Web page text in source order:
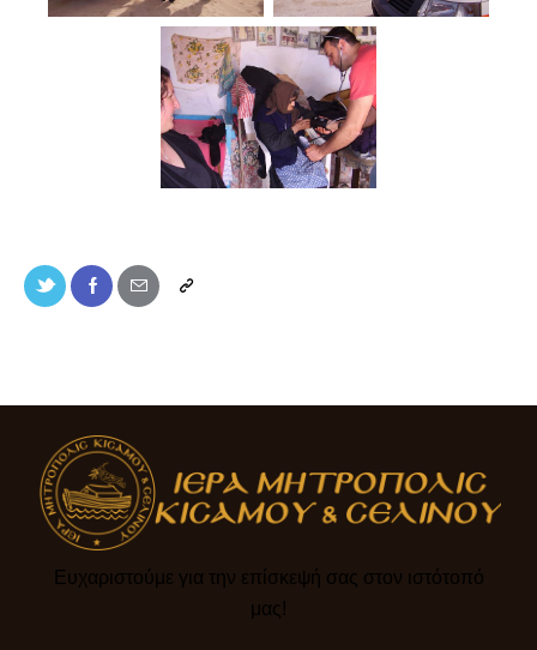
Ευχαριστούμε για την επίσκεψή σας στον ιστότοπό
μας!​